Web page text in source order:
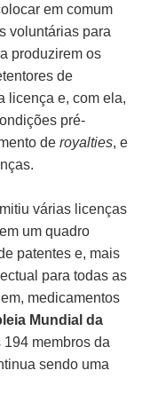
em comum
voluntárias para
produzirem os
de
licença e, com ela,
pré-
deroyalties, e
várias licenças
um quadro
patentes e, mais
para todas as
medicamentos
Mundial da
membros da
sendo uma